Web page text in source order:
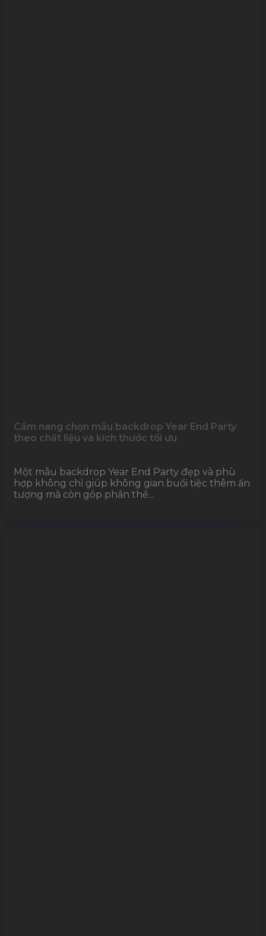
Cẩm nang chọn mẫu backdrop Year End Party
theo chất liệu và kích thước tối ưu
Một mẫu backdrop Year End Party đẹp và phù
hợp không chỉ giúp không gian buổi tiệc thêm ấn
tượng mà còn góp phần thể...